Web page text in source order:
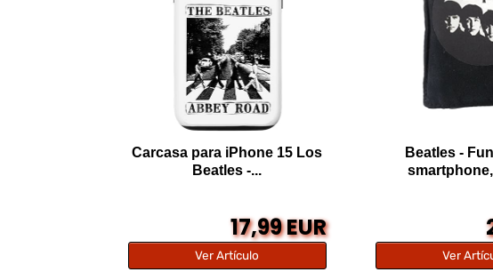
Carcasa para iPhone 15 Los
Beatles -...
17,99 EUR
Ver Artículo
Beatles -
Ver